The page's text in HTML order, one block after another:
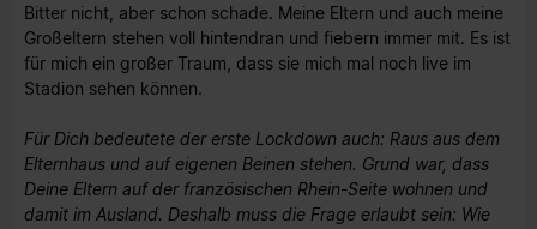
Bitter nicht, aber schon schade. Meine Eltern und auch meine
Großeltern stehen voll hintendran und fiebern immer mit. Es ist
für mich ein großer Traum, dass sie mich mal noch live im
Stadion sehen können.
Für Dich bedeutete der erste Lockdown auch: Raus aus dem
Elternhaus und auf eigenen Beinen stehen. Grund war, dass
Deine Eltern auf der französischen Rhein-Seite wohnen und
damit im Ausland. Deshalb muss die Frage erlaubt sein: Wie